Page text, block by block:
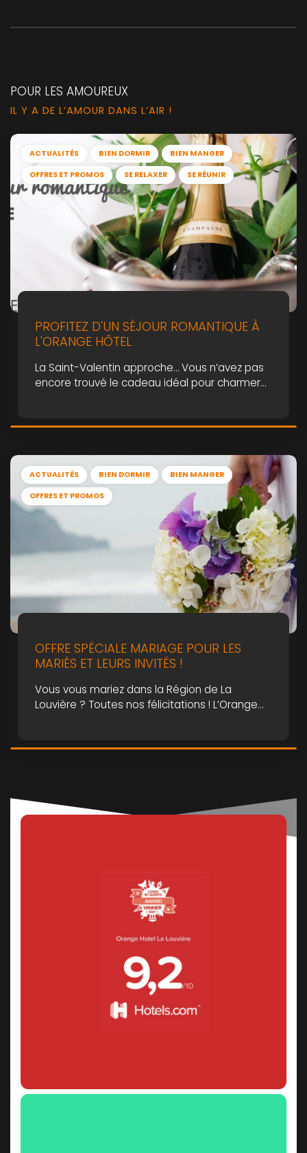
POUR LES AMOUREUX
IL Y A DE L’AMOUR DANS L’AIR !
ACTUALITÉS BIEN DORMIR BIEN MANGER
OFFRES ET PROMOS SE RELAXER SE RÉUNIR
PROFITEZ D'UN SÉJOUR ROMANTIQUE À
L'ORANGE HÔTEL
La Saint-Valentin approche… Vous n’avez pas
encore trouvé le cadeau idéal pour charmer
propose une offre exclusive, afin de vivre un
ACTUALITÉS BIEN DORMIR BIEN MANGER
OFFRES ET PROMOS
OFFRE SPÉCIALE MARIAGE POUR LES
MARIÉS ET LEURS INVITÉS !
Vous vous mariez dans la Région de La
Louvière ? Toutes nos félicitations ! L’Orange